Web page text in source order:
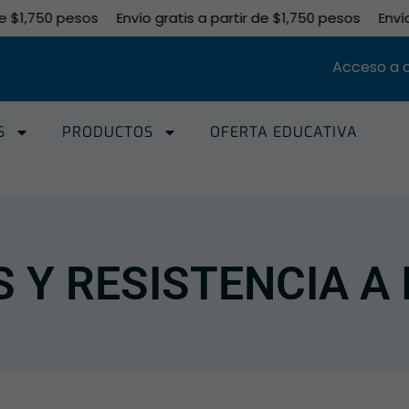
pesos Envío gratis a partir de $1,750 pesos
Acceso a
PRODUCTOS OFERTA EDUCATIVA
Y RESISTENCIA